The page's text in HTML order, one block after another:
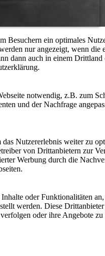
Besuchern ein optimales
nur angezeigt, wenn die
dann auch in einem Drittland
notwendig, z.B. zum
und der Nachfrage
Nutzererlebnis weiter zu
von Drittanbietern zur
Werbung durch die
oder Funktionalitäten
werden. Diese
oder ihre Angebote zu